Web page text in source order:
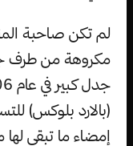
لم تكن صاحبة
مكروهة من طرف
(بالارد بلوكس)
إمضاء ما تبقى لها